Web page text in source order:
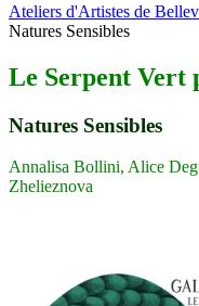
Ateliers d'Artistes de
Natures Sensibles
Le Serpent Vert
Natures Sensibles
Annalisa Bollini, Alice
Zhelieznova